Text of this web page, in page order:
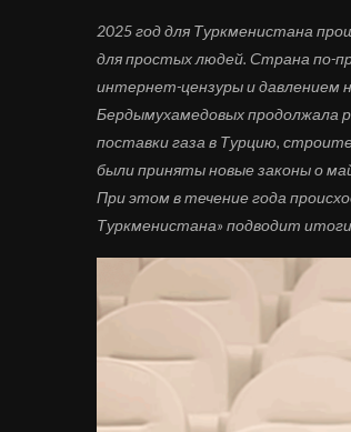
2025 год для Туркменистана
дляпростыхлюдей. Страна по-
интернет-цензуры и давлением
Бердымухамедовых продолжала
поставки газа в Турцию,
были приняты новые законы о
При этом в течение года
Туркменистана» подводит